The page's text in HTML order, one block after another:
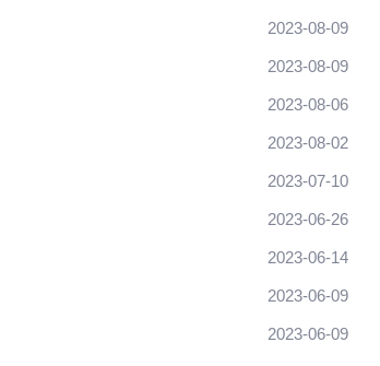
2023-08-09
2023-08-09
2023-08-06
2023-08-02
2023-07-10
2023-06-26
2023-06-14
2023-06-09
2023-06-09